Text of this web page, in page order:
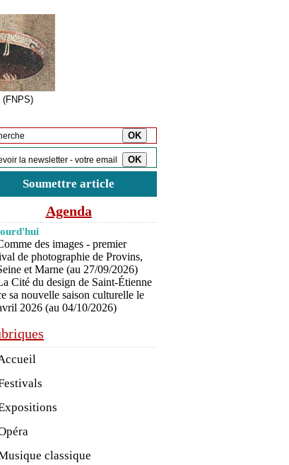
(FNPS)
Soumettre article
Agenda
des images - premier
de photographie de Provins,
et Marne (au 27/09/2026)
Cité du design de Saint-Étienne
sa nouvelle saison culturelle le
2026 (au 04/10/2026)
classique